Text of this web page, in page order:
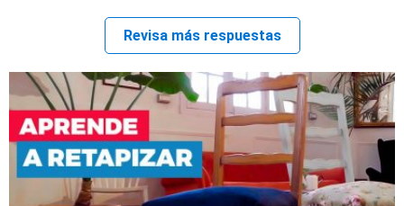
Revisa más respuestas